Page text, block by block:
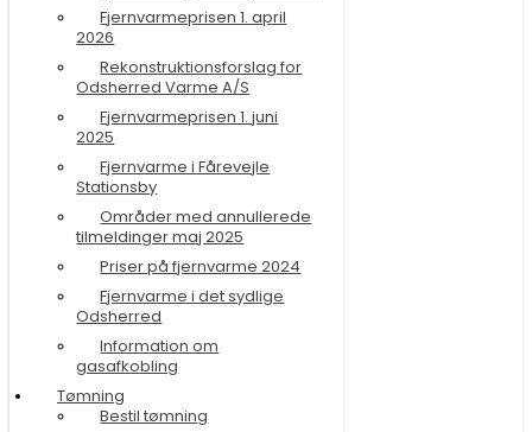
Fjernvarmeprisen 1. april
2026
Rekonstruktionsforslag for
Odsherred Varme A/S
Fjernvarmeprisen 1. juni
2025
Fjernvarme i Fårevejle
Stationsby
Områder med annullerede
tilmeldinger maj 2025
Priser på fjernvarme 2024
Fjernvarme i det sydlige
Odsherred
Information om
gasafkobling
Tømning
Bestil tømning